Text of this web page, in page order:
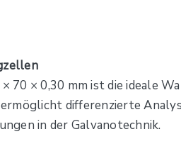
70 × 0,30 mm ist die ideale
differenzierte
in der Galvanotechnik.